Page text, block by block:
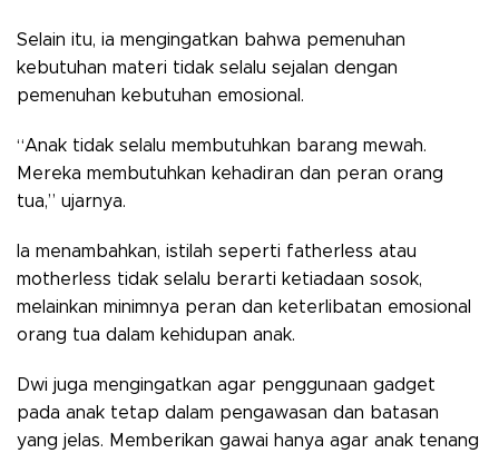
Selain itu, ia mengingatkan bahwa pemenuhan
kebutuhan materi tidak selalu sejalan dengan
pemenuhan kebutuhan emosional.
“Anak tidak selalu membutuhkan barang mewah.
Mereka membutuhkan kehadiran dan peran orang
tua,” ujarnya.
Ia menambahkan, istilah seperti fatherless atau
motherless tidak selalu berarti ketiadaan sosok,
melainkan minimnya peran dan keterlibatan emosional
orang tua dalam kehidupan anak.
Dwi juga mengingatkan agar penggunaan gadget
pada anak tetap dalam pengawasan dan batasan
yang jelas. Memberikan gawai hanya agar anak tenang